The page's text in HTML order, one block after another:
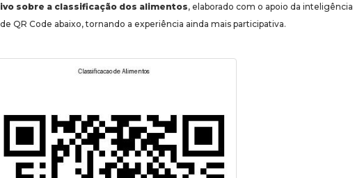
sobre a classificação dos alimentos, elaborado com o apoio da inteligência
QR Code abaixo, tornando a experiência ainda mais participativa.